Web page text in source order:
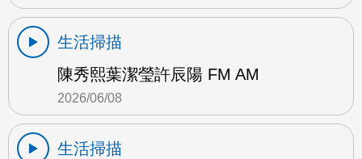
生活掃描
陳秀熙葉潔瑩許辰陽 FM AM
2026/06/08
生活掃描